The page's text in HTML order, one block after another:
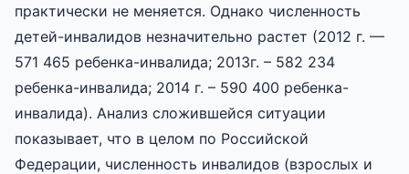
практически не меняется. Однако численность
детей-инвалидов незначительно растет (2012 г. —
571 465 ребенка-инвалида; 2013г. – 582 234
ребенка-инвалида; 2014 г. – 590 400 ребенка-
инвалида). Анализ сложившейся ситуации
показывает, что в целом по Российской
Федерации, численность инвалидов (взрослых и